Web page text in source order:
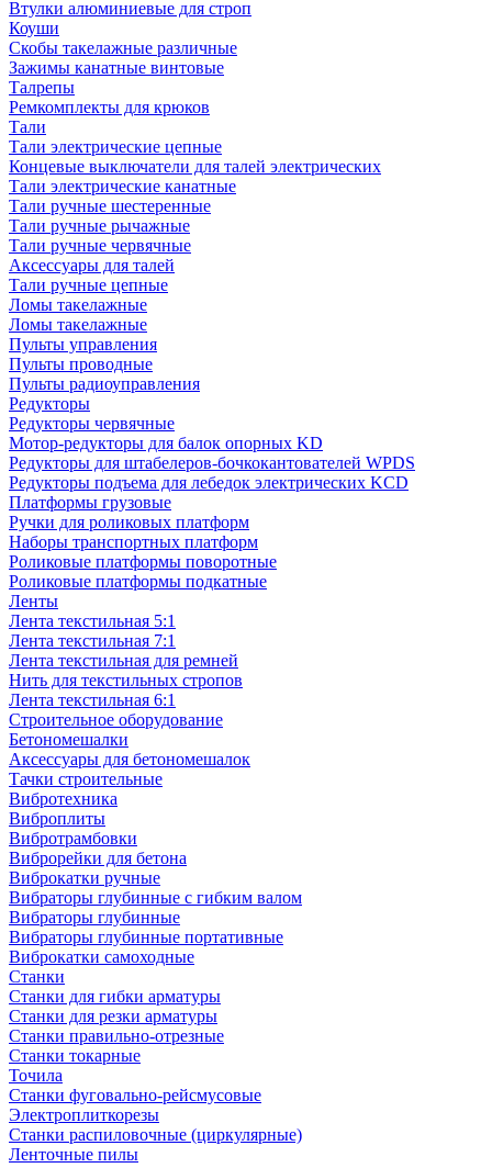
Втулки алюминиевые для строп
Коуши
Скобы такелажные различные
Зажимы канатные винтовые
Талрепы
Ремкомплекты для крюков
Тали
Тали электрические цепные
Концевые выключатели для талей электрических
Тали электрические канатные
Тали ручные шестеренные
Тали ручные рычажные
Тали ручные червячные
Аксессуары для талей
Тали ручные цепные
Ломы такелажные
Ломы такелажные
Пульты управления
Пульты проводные
Пульты радиоуправления
Редукторы
Редукторы червячные
Мотор-редукторы для балок опорных KD
Редукторы для штабелеров-бочкокантователей WPDS
Редукторы подъема для лебедок электрических KCD
Платформы грузовые
Ручки для роликовых платформ
Наборы транспортных платформ
Роликовые платформы поворотные
Роликовые платформы подкатные
Ленты
Лента текстильная 5:1
Лента текстильная 7:1
Лента текстильная для ремней
Нить для текстильных стропов
Лента текстильная 6:1
Строительное оборудование
Бетономешалки
Аксессуары для бетономешалок
Тачки строительные
Вибротехника
Виброплиты
Вибротрамбовки
Виброрейки для бетона
Виброкатки ручные
Вибраторы глубинные с гибким валом
Вибраторы глубинные
Вибраторы глубинные портативные
Виброкатки самоходные
Станки
Станки для гибки арматуры
Станки для резки арматуры
Станки правильно-отрезные
Станки токарные
Точила
Станки фуговально-рейсмусовые
Электроплиткорезы
Станки распиловочные (циркулярные)
Ленточные пилы